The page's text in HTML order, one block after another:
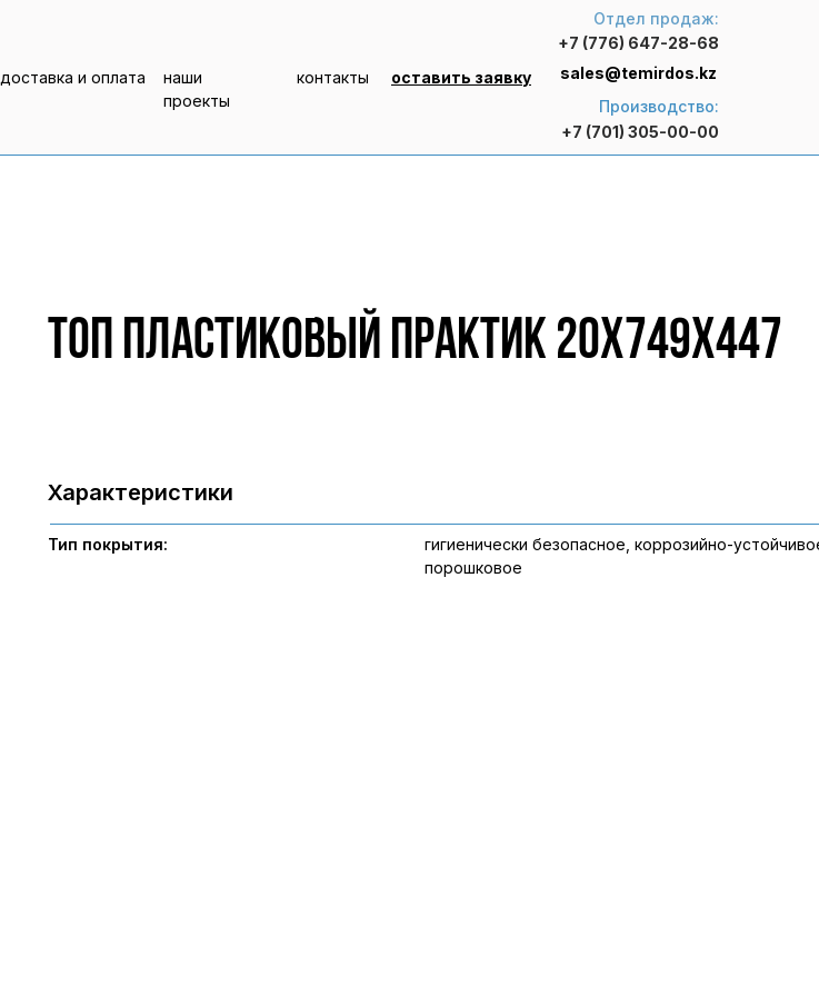
контакты оставить заявку
наши
проекты
доставка и оплата
Отдел продаж:
+7 (776) 647-28-68
Производство:
+7 (701) 305-00-00
sales@temirdos.kz
Топ пластиковый Практик 20x749x447
Характеристики
гигиенически безопасное, коррозийно-
порошковое
Тип покрытия: